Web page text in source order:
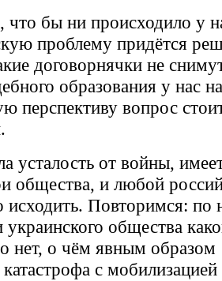
бы ни происходило у
проблему придётся
договорнячки не
образования у нас
перспективу вопрос
усталость от войны,
общества, и любой
исходить. Повторимся:
общества
нет, о чём явным образом
катастрофа с